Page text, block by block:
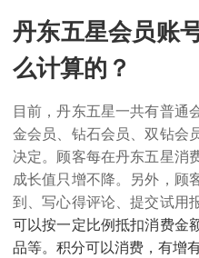
丹东五星会员账
么计算的？
目前，丹东五星一共有普通
金会员、钻石会员、双钻会
决定。顾客每在丹东五星消
成长值只增不降。另外，顾
到、写心得评论、提交试用
可以按一定比例抵扣消费金
品等。积分可以消费，有增有